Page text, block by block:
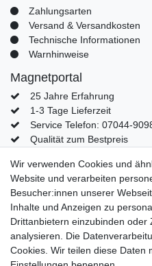
Zahlungsarten
Versand & Versandkosten
Technische Informationen
Warnhinweise
Magnetportal
25 Jahre Erfahrung
1-3 Tage Lieferzeit
Service Telefon: 07044-
Qualität zum Bestpreis
Mein Konto
Konto
Login
Kontaktformular
Wir verwenden Cookies und
Website und verarbeiten
Besucher:innen unserer
Inhalte und Anzeigen zu
Drittanbietern einzubinden
analysieren. Die
Cookies. Wir teilen diese Daten